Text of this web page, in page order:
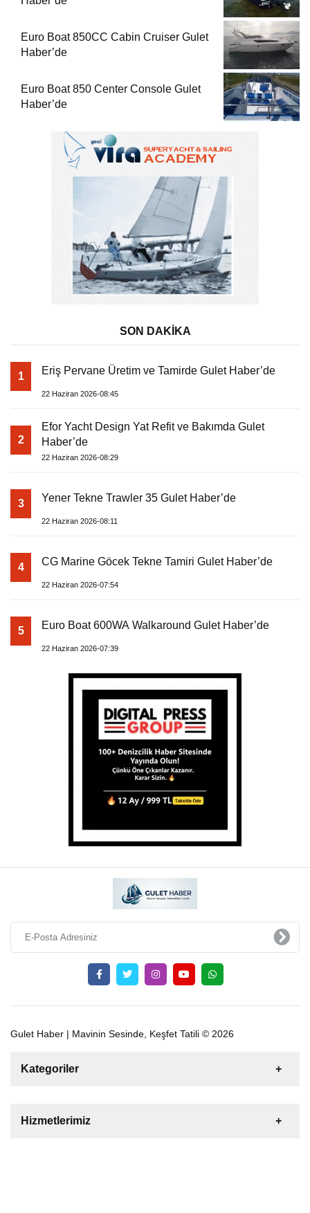
Euro Boat 850CC Cabin Cruiser Gulet
Haber’de
Euro Boat 850 Center Console Gulet
Haber’de
SON DAKİKA
1 Eriş Pervane Üretim ve Tamirde Gulet Haber’de
22 Haziran 2026-08:45
2
Efor Yacht Design Yat Refit ve Bakımda Gulet
Haber’de
22 Haziran 2026-08:29
3 Yener Tekne Trawler 35 Gulet Haber’de
22 Haziran 2026-08:11
4 CG Marine Göcek Tekne Tamiri Gulet Haber’de
22 Haziran 2026-07:54
5 Euro Boat 600WA Walkaround Gulet Haber’de
22 Haziran 2026-07:39
Gulet Haber | Mavinin Sesinde, Keşfet Tatili © 2026
Kategoriler
Tekne
Hizmetlerimiz